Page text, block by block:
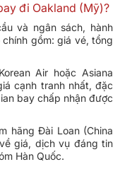
đi Oakland (Mỹ)?
và ngân sách, hành
gồm: giá vé, tổng
Air hoặc Asiana
cạnh tranh nhất, đặc
bay chấp nhận được
hãng Đài Loan (China
giá, dịch vụ đáng tin
Hàn Quốc.